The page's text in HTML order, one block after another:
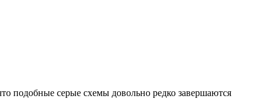
подобные серые схемы довольно редко завершаются